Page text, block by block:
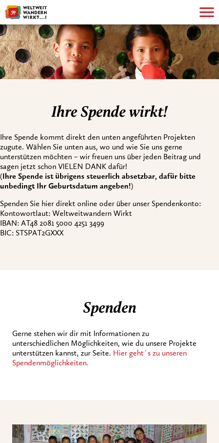
Ihre Spende wirkt!
Ihre Spende kommt direkt den unten angeführten Projekten
zugute. Wählen Sie unten aus, wo und wie Sie uns gerne
unterstützen möchten – wir freuen uns über jeden Beitrag und
sagen jetzt schon VIELEN DANK dafür!
( Ihre Spende ist übrigens steuerlich absetzbar, dafür bitte
unbedingt Ihr Geburtsdatum angeben!)
Spenden Sie hier direkt online oder über unser Spendenkonto:
Kontowortlaut: Weltweitwandern Wirkt
IBAN: AT48 2081 5000 4251 3499
BIC: STSPAT2GXXX
Spenden
Gerne stehen wir dir mit Informationen zu
unterschiedlichen Möglichkeiten, wie du unsere Projekte
unterstützen kannst, zur Seite. Hier geht´s zu unseren
Spendenmöglichkeiten.